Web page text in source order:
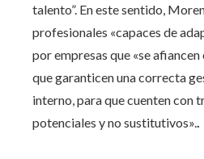
talento”. En este sentido,
profesionales «capaces de
por empresas que «se
que garanticen una correcta
interno, para que cuenten con
potenciales y no sustitutivos»..